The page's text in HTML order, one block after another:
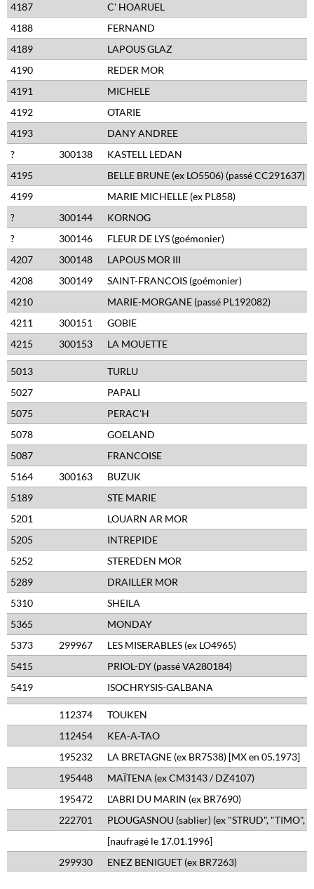
4187
C' HOARUEL
4188
FERNAND
4189
LAPOUS GLAZ
4190
REDER MOR
4191
MICHELE
4192
OTARIE
4193
DANY ANDREE
?
300138
KASTELL LEDAN
4195
BELLE BRUNE (ex LO5506) (passé CC291637)
4199
MARIE MICHELLE (ex PL858)
?
300144
KORNOG
?
300146
FLEUR DE LYS (goémonier)
4207
300148
LAPOUS MOR III
4208
300149
SAINT-FRANCOIS (goémonier)
4210
MARIE-MORGANE (passé PL192082)
4211
300151
GOBIE
4215
300153 LA MOUETTE
5013
TURLU
5027
PAPALI
5075
PERAC'H
5078
GOELAND
5087
FRANCOISE
5164
300163
BUZUK
5189
STE MARIE
5201
LOUARN AR MOR
5205
INTREPIDE
5252
STEREDEN MOR
5289
DRAILLER MOR
5310
SHEILA
5365
MONDAY
5373
299967
LES MISERABLES (ex LO4965)
5415
PRIOL-DY (passé VA280184)
5419
ISOCHRYSIS-GALBANA
112374
TOUKEN
112454
KEA-A-TAO
195232
LA BRETAGNE (ex BR7538) [MX en 05.1973]
195448
MAÏTENA (ex CM3143 / DZ4107)
195472
L'ABRI DU MARIN (ex BR7690)
222701
PLOUGASNOU (sablier) (ex "STRUD", "TIMO",
[naufragé le 17.01.1996]
299930
ENEZ BENIGUET (ex BR7263)